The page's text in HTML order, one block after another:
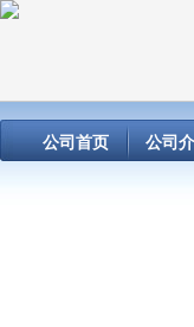
公司首页 公司